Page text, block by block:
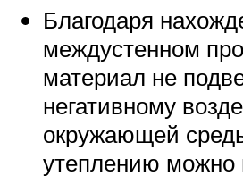
Благодаря
междустенном
материал не
негативному
окружающей
утеплению можно